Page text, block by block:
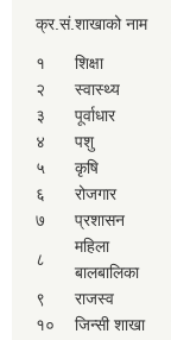
क्र.सं.शाखाको नाम
१ शिक्षा
२
स्वास्थ्य
३
पूर्वाधार
४
पशु
५
कृषि
६
रोजगार
७
प्रशासन
८
महिला
बालबालिका
९ राजस्व
१०
जिन्सी शाखा